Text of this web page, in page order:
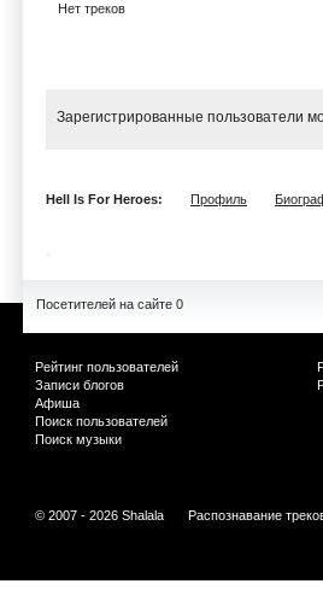
Нет треков
Зарегистрированные пользователи
Hell Is For Heroes: Профиль
Посетителей на сайте 0
Рейтинг пользователей
Записи блогов
Афиша
Поиск пользователей
Поиск музыки
© 2007 - 2026 Shalala Распознавание